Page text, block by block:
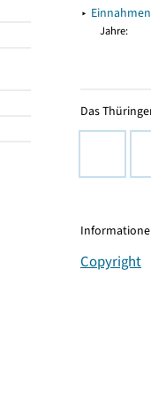
▸
Jahre:
Das
Copyright